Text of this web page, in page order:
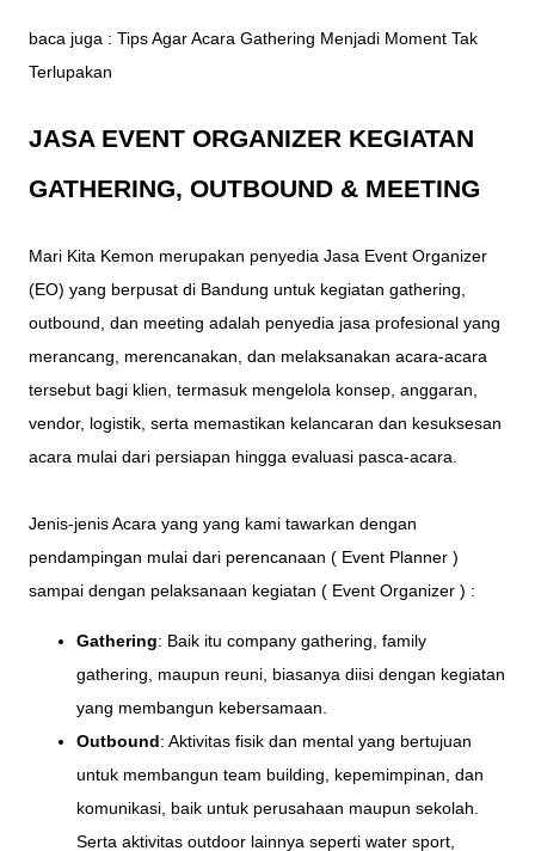
baca juga : Tips Agar Acara Gathering Menjadi Moment Tak
Terlupakan
JASA EVENT ORGANIZER KEGIATAN
GATHERING, OUTBOUND & MEETING
Mari Kita Kemon merupakan penyedia Jasa Event Organizer
(EO) yang berpusat di Bandung untuk kegiatan gathering,
outbound, dan meeting adalah penyedia jasa profesional yang
merancang, merencanakan, dan melaksanakan acara-acara
tersebut bagi klien, termasuk mengelola konsep, anggaran,
vendor, logistik, serta memastikan kelancaran dan kesuksesan
acara mulai dari persiapan hingga evaluasi pasca-acara.
Jenis-jenis Acara yang yang kami tawarkan dengan
pendampingan mulai dari perencanaan ( Event Planner )
sampai dengan pelaksanaan kegiatan ( Event Organizer ) :
Gathering: Baik itu company gathering, family
gathering, maupun reuni, biasanya diisi dengan kegiatan
yang membangun kebersamaan.
Outbound: Aktivitas fisik dan mental yang bertujuan
untuk membangun team building, kepemimpinan, dan
komunikasi, baik untuk perusahaan maupun sekolah.
Serta aktivitas outdoor lainnya seperti water sport,